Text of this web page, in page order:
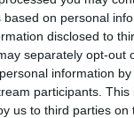
based on personal
disclosed to
separately opt-out
information
participants.
us to third parties on
αυτό το